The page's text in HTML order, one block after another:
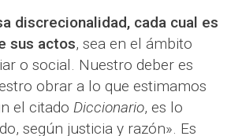
discrecionalidad, cada cual es
sus actos, sea en el ámbito
o social. Nuestro deber es
obrar a lo que estimamos
el citado Diccionario, es lo
según justicia y razón». Es